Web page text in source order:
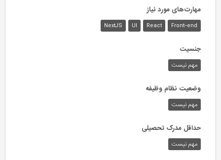
مهارت‌های مورد نیاز
Front-end
React
UI
NextJS
جنسیت
مهم نیست
وضعیت نظام وظیفه
مهم‌ نیست
حداقل مدرک تحصیلی
مهم نیست